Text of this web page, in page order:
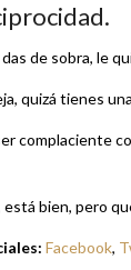
de sobra, le
quizá tienes
complaciente
bien, pero
Facebook,